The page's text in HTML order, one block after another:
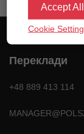
Переклади
+48 889 413 114
Accept All
Cookie